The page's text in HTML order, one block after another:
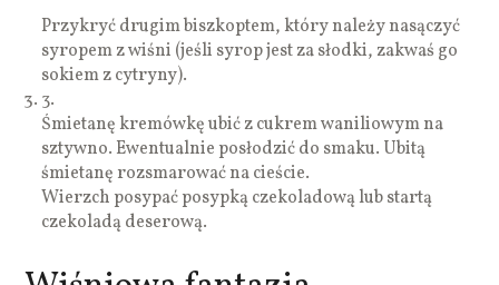
Przykryć drugim biszkoptem, który należy nasączyć
syropem z wiśni (jeśli syrop jest za słodki, zakwaś go
sokiem z cytryny).
3.
Śmietanę kremówkę ubić z cukrem waniliowym na
sztywno. Ewentualnie posłodzić do smaku. Ubitą
śmietanę rozsmarować na cieście.
Wierzch posypać posypką czekoladową lub startą
czekoladą deserową.